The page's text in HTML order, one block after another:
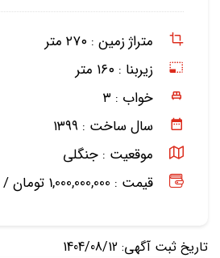
متراژ زمین : ۲۷۰ متر
زیربنا : ۱۶۰ متر
خواب : ۳
سال ساخت : ۱۳۹۹
موقعیت : جنگلی
قیمت : 1,000,000,000 تومان /
تاریخ ثبت آگهی: 1404/08/12